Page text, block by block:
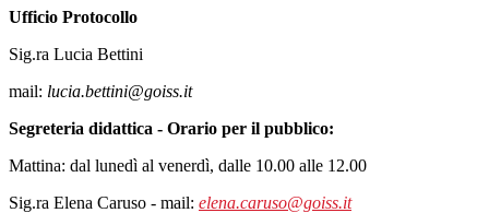
Ufficio Protocollo
Sig.ra Lucia Bettini
mail: lucia.bettini@goiss.it
Segreteria didattica - Orario per il pubblico:
Mattina: dal lunedì al venerdì, dalle 10.00 alle 12.00
Sig.ra Elena Caruso - mail: elena.caruso@goiss.it